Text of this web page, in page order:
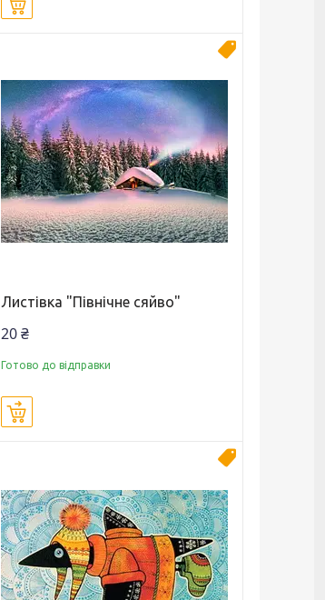
Листівка "Північне сяйво"
20 ₴
Готово до відправки